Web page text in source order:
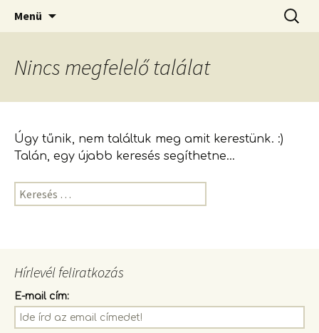
Rendberaklak
Ahol a rendnek lelke van!
Menü
Nincs megfelelő találat
Úgy tűnik, nem találtuk meg amit kerestünk. :)
Talán, egy újabb keresés segíthetne...
Keresés:
Hírlevél feliratkozás
E-mail cím: